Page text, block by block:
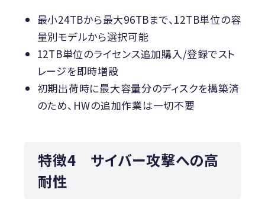
最小24TBから最大96TBまで、12TB単位の容
量別モデルから選択可能
12TB単位のライセンス追加購入/登録でスト
レージを即時増設
初期出荷時に最大容量分のディスクを構築済
のため、HWの追加作業は一切不要
特徴4 サイバー攻撃への高
耐性